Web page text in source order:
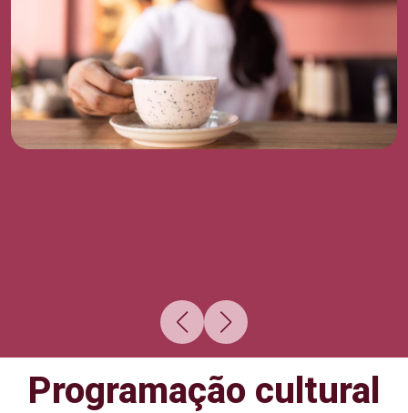
Programação cultural